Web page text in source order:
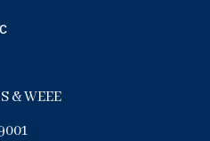
& WEEE